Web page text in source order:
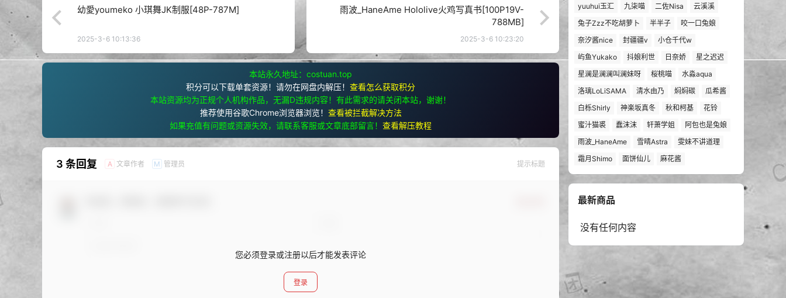
幼愛youmeko 小琪舞JK制服[48P-787M]
2025-3-6 10:13:36
雨波_HaneAme Hololive火鸡写真书[100P19V-
788MB]
2025-3-6 10:23:20
本站永久地址：costuan.top
积分可以下载单套资源！请勿在网盘内解压！ 查看怎么获取积分
本站资源均为正规个人机构作品，无漏D违规内容！有此需求的请关闭本站，谢谢！
推荐使用谷歌Chrome浏览器浏览！ 查看被拦截解决方法
如果充值有问题或资源失效，请联系客服或文章底部留言！ 查看解压教程
3 条回复 A 文章作者 M 管理员 提示标题
您必须登录或注册以后才能发表评论
登录
yuuhui玉汇
九柒喵 二佐Nisa
云溪溪
兔子Zzz不吃胡萝卜
半半子
咬一口兔娘
奈汐酱nice
封疆疆v
小仓千代w
屿鱼Yukako
抖娘利世 日奈娇
星之迟迟
星澜是澜澜叫澜妹呀
桜桃喵
水淼aqua
洛璃LoLiSAMA
清水由乃 焖焖碳
瓜希酱
白栎Shirly
神楽坂真冬 秋和柯基
花铃
蜜汁猫裘
蠢沫沫 轩萧学姐
阿包也是兔娘
雨波_HaneAme
雪晴Astra
雯妹不讲道理
霜月Shimo
面饼仙儿 麻花酱
最新商品
没有任何内容